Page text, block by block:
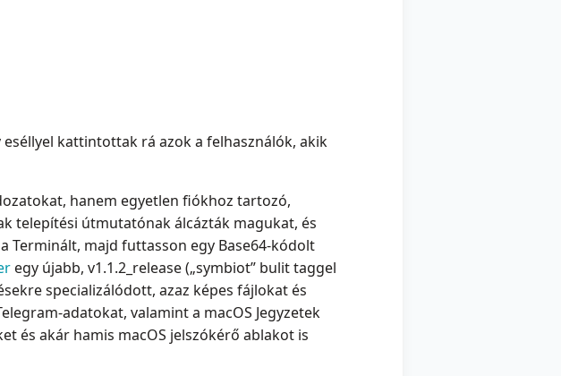
kattintottak rá azok a felhasználók, akik
hanem egyetlen fiókhoz tartozó,
telepítési útmutatónak álcázták magukat, és
Terminált, majd futtasson egy Base64-kódolt
egy újabb, v1.1.2_release („symbiot” bulit taggel
specializálódott, azaz képes fájlokat és
adatokat, valamint a macOS Jegyzetek
és akár hamis macOS jelszókérő ablakot is